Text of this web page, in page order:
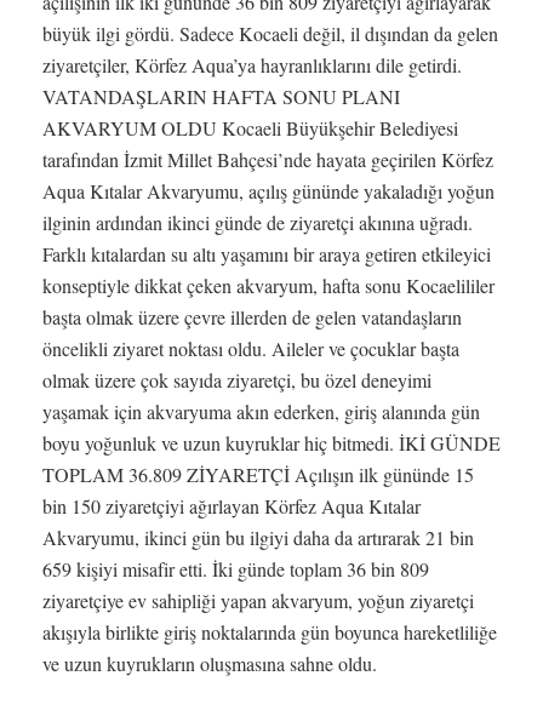
büyük ilgi gördü. Sadece Kocaeli değil, il dışından da gelen
ziyaretçiler, Körfez Aqua’ya hayranlıklarını dile getirdi.
VATANDAŞLARIN HAFTA SONU PLANI
AKVARYUM OLDU Kocaeli Büyükşehir Belediyesi
tarafından İzmit Millet Bahçesi’nde hayata geçirilen Körfez
Aqua Kıtalar Akvaryumu, açılış gününde yakaladığı yoğun
ilginin ardından ikinci günde de ziyaretçi akınına uğradı.
Farklı kıtalardan su altı yaşamını bir araya getiren etkileyici
konseptiyle dikkat çeken akvaryum, hafta sonu Kocaelililer
başta olmak üzere çevre illerden de gelen vatandaşların
öncelikli ziyaret noktası oldu. Aileler ve çocuklar başta
olmak üzere çok sayıda ziyaretçi, bu özel deneyimi
yaşamak için akvaryuma akın ederken, giriş alanında gün
boyu yoğunluk ve uzun kuyruklar hiç bitmedi. İKİ GÜNDE
TOPLAM 36.809 ZİYARETÇİ Açılışın ilk gününde 15
bin 150 ziyaretçiyi ağırlayan Körfez Aqua Kıtalar
Akvaryumu, ikinci gün bu ilgiyi daha da artırarak 21 bin
659 kişiyi misafir etti. İki günde toplam 36 bin 809
ziyaretçiye ev sahipliği yapan akvaryum, yoğun ziyaretçi
akışıyla birlikte giriş noktalarında gün boyunca hareketliliğe
ve uzun kuyrukların oluşmasına sahne oldu.